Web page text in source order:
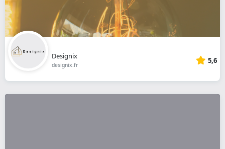
Designix
designix.fr 5,6